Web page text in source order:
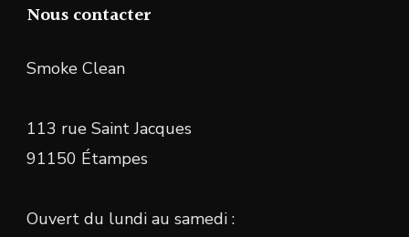
Nous contacter
Smoke Clean
113 rue Saint Jacques
91150 Étampes
Ouvert du lundi au samedi :